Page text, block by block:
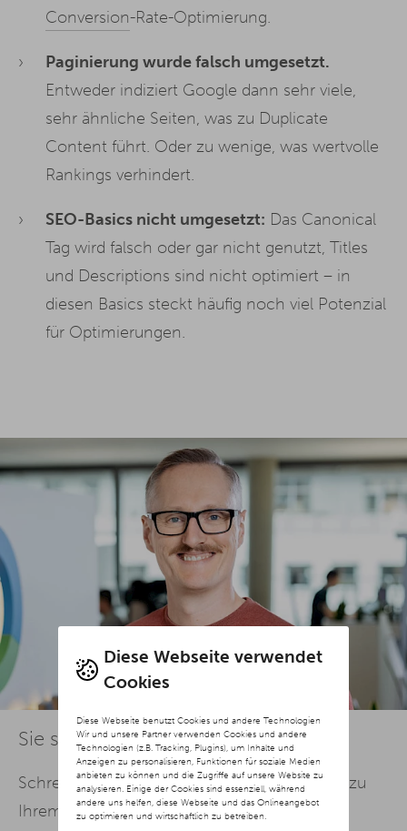
Diese Webseite verwendet
Cookies
Diese Webseite benutzt Cookies und andere Technologien
Wir und unsere Partner verwenden Cookies und andere
Technologien (z.B. Tracking, Plugins), um Inhalte und
Anzeigen zu personalisieren, Funktionen für soziale Medien
anbieten zu können und die Zugriffe auf unsere Website zu
analysieren. Einige der Cookies sind essenziell, während
andere uns helfen, diese Webseite und das Onlineangebot
zu optimieren und wirtschaftlich zu betreiben.
Conversion-Rate-Optimierung.
Paginierung wurde falsch umgesetzt.
Entweder indiziert Google dann sehr viele,
sehr ähnliche Seiten, was zu Duplicate
Content führt. Oder zu wenige, was wertvolle
Rankings verhindert.
SEO-Basics nicht umgesetzt: Das Canonical
Tag wird falsch oder gar nicht genutzt, Titles
und Descriptions sind nicht optimiert – in
diesen Basics steckt häufig noch viel Potenzial
für Optimierungen.
Sie sind Shopbetreiber?
Schreiben Sie uns doch einfach Stichpunkte zu
Ihrem Shopware-SEO-Projekt und Ihre